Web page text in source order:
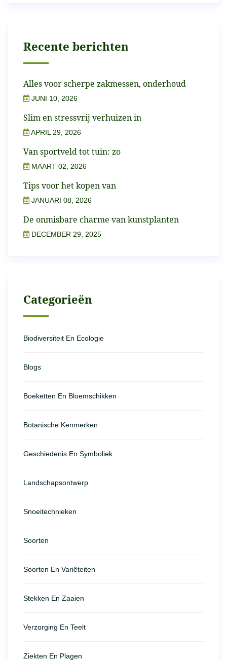
Recente berichten
Alles voor scherpe zakmessen, onderhoud
JUNI 10, 2026
Slim en stressvrij verhuizen in
APRIL 29, 2026
Van sportveld tot tuin: zo
MAART 02, 2026
Tips voor het kopen van
JANUARI 08, 2026
De onmisbare charme van kunstplanten
DECEMBER 29, 2025
Categorieën
Biodiversiteit En Ecologie
Blogs
Boeketten En Bloemschikken
Botanische Kenmerken
Geschiedenis En Symboliek
Landschapsontwerp
Snoeitechnieken
Soorten
Soorten En Variëteiten
Stekken En Zaaien
Verzorging En Teelt
Ziekten En Plagen